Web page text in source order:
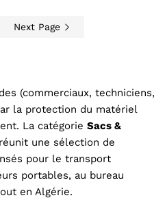
Next Page
(commerciaux, techniciens,
la protection du matériel
La catégorie Sacs &
une sélection de
pour le transport
portables, au bureau
en Algérie.